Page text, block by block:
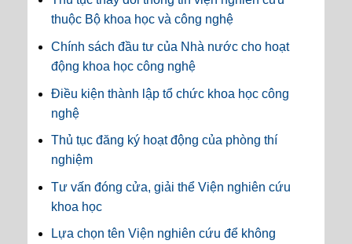
thuộc Bộ khoa học và công nghệ
Chính sách đầu tư của Nhà nước cho hoạt
động khoa học công nghệ
Điều kiện thành lập tổ chức khoa học công
nghệ
Thủ tục đăng ký hoạt động của phòng thí
nghiệm
Tư vấn đóng cửa, giải thể Viện nghiên cứu
khoa học
Lựa chọn tên Viện nghiên cứu để không